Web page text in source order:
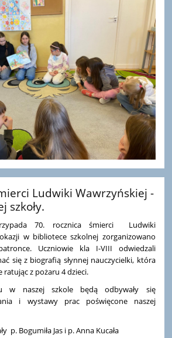
Ludwiki Wawrzyńskiej -
szkoły.
70. rocznica śmierci Ludwiki
w bibliotece szkolnej zorganizowano
Uczniowie kla I-VIII odwiedzali
się z biografią słynnej nauczycielki, która
ratując z pożaru 4 dzieci.
w naszej szkole będą odbywały się
i wystawy prac poświęcone naszej
p. Bogumiła Jas i p. Anna Kucała